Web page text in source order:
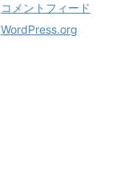
コメントフィード
WordPress.org